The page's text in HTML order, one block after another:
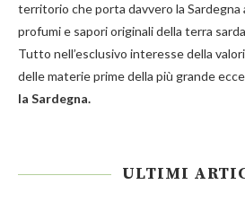
territorio che porta davvero la Sardegna
profumi e sapori originali della terra
Tutto nell’esclusivo interesse della
delle materie prime della più grande
la Sardegna.
ULTIMI